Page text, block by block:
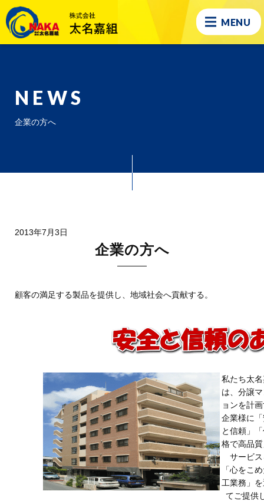
MENU
NEWS
企業の方へ
2013年7月3日
企業の方へ
顧客の満足する製品を提供し、地域社会へ貢献する。
私たち太
は、分譲
ョンを計
企業様に
と信頼」
格で高品
サービ
「心をこ
工業務」
てご提供